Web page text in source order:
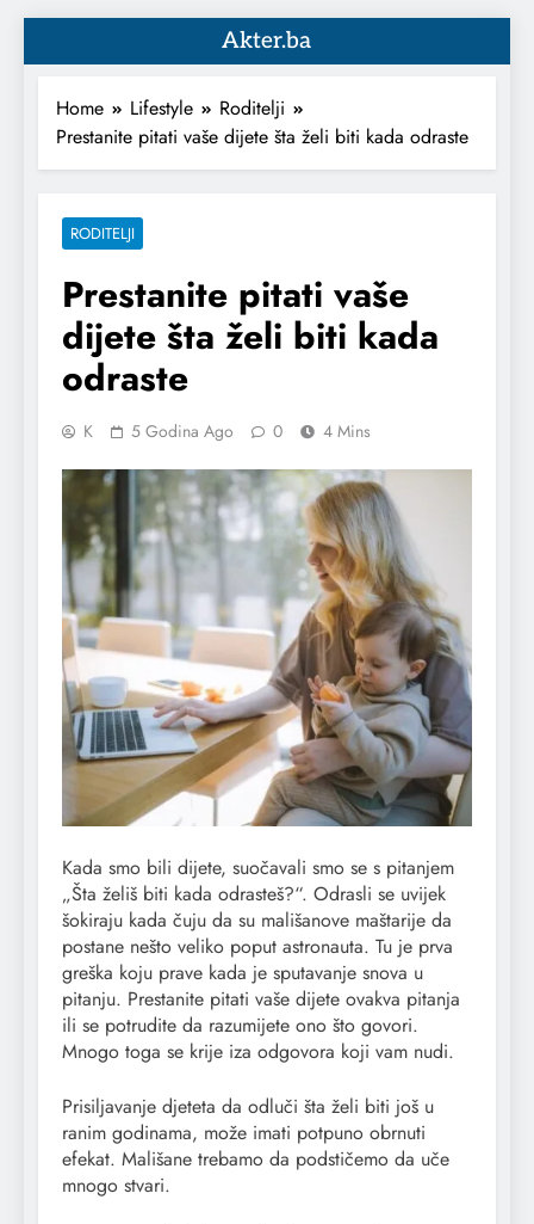
Akter.ba
Home Lifestyle
Roditelji
Prestanite pitati vaše dijete šta želi biti kada odraste
RODITELJI
Prestanite pitati vaše
dijete šta želi biti kada
odraste
K 5 Godina Ago 0 4 Mins
Kada smo bili dijete, suočavali smo se s pitanjem
„Šta želiš biti kada odrasteš?“. Odrasli se uvijek
šokiraju kada čuju da su mališanove maštarije da
postane nešto veliko poput astronauta. Tu je prva
greška koju prave kada je sputavanje snova u
pitanju. Prestanite pitati vaše dijete ovakva pitanja
ili se potrudite da razumijete ono što govori.
Mnogo toga se krije iza odgovora koji vam nudi.
Prisiljavanje djeteta da odluči šta želi biti još u
ranim godinama, može imati potpuno obrnuti
efekat. Mališane trebamo da podstičemo da uče
mnogo stvari.